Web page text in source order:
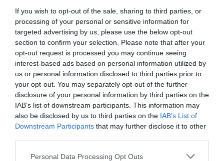
If you wish to opt-out of the sale, sharing to third parties, or
processing of your personal or sensitive information for
targeted advertising by us, please use the below opt-out
section to confirm your selection. Please note that after your
opt-out request is processed you may continue seeing
interest-based ads based on personal information utilized by
us or personal information disclosed to third parties prior to
your opt-out. You may separately opt-out of the further
disclosure of your personal information by third parties on the
IAB’s list of downstream participants. This information may
also be disclosed by us to third parties on the IAB’s List of
Downstream Participants that may further disclose it to other
Personal Data Processing Opt Outs
mastercar2a a commenté :
22 décembre 2017 -
16 h 33 min
A340-300 plus gde version ? Heu, il y a le 600…
Très peu vendu… EY en a un bon paquet…
pacha25a commenté :
22 décembre 2017 -
18 h 50 min
il y a aussi les 340/600